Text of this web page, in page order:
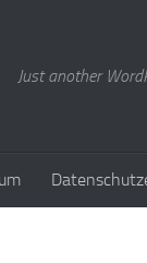
Just another